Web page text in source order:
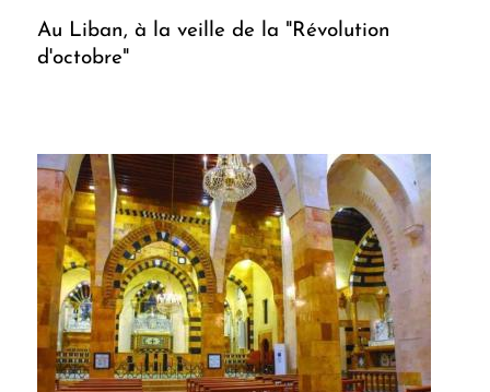
Au Liban, à la veille de la "Révolution
d'octobre"